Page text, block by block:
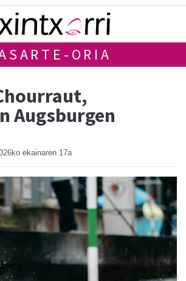
ORIA
Augsburgen
ekainaren 17a